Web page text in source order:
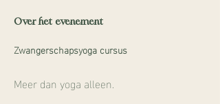
Over het evenement
Zwangerschapsyoga cursus
Meer dan yoga alleen.